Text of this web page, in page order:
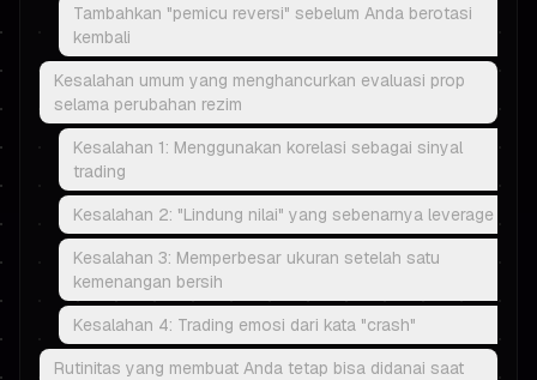
Tambahkan "pemicu reversi" sebelum Anda berotasi
kembali
Kesalahan umum yang menghancurkan evaluasi prop
selama perubahan rezim
Kesalahan 1: Menggunakan korelasi sebagai sinyal
trading
Kesalahan 2: "Lindung nilai" yang sebenarnya leverage
Kesalahan 3: Memperbesar ukuran setelah satu
kemenangan bersih
Kesalahan 4: Trading emosi dari kata "crash"
Rutinitas yang membuat Anda tetap bisa didanai saat